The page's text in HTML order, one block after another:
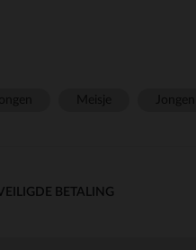
BETALING